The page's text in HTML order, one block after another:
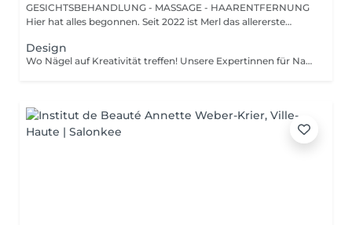
GESICHTSBEHANDLUNG - MASSAGE - HAARENTFERNUNG
Hier hat alles begonnen. Seit 2022 ist Merl das allererste
Design
Wo Nägel auf Kreativität treffen! Unsere Expertinnen für Nagelkunst gestalten designs jeder komplexität und erwecken Ihre Vision mit Präzision und Kunstfertigkeit zum Leben. Ob Sie von einer Klassischen french-manicure, Einem schicken verlauf oder filigranen zeichnungen auf einzelnen Nägeln träumen Wir setzen Ihre Wünsche um. Für Eine makellose french-manicure, faszinierenden cat-eye-effekt, atemberaubendes chrom-puder oder eleganten baby-boomer-verlauf sorgen Wir dafür, dass jeder nagel Ein echtes kunstwerk wird. bevorzugen Sie ein einzigartiges design auf nur wenigen Nägeln? Kein Problem! Sie können Ihr design ganz individuell anpassen und einen einzigartigen look kreieren, der genauso individuell ist wie sie. Lassen Sie Ihre Nägel Ihren stil sprechen!